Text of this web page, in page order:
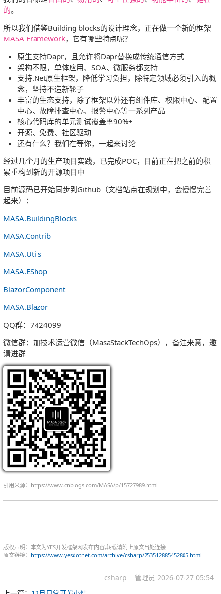
的。
所以我们借鉴Building blocks的设计理念，正在做一个新的框架
MASA Framework，它有哪些特点呢？
原生支持Dapr，且允许将Dapr替换成传统通信方式
架构不限，单体应用、SOA、微服务都支持
支持.Net原生框架，降低学习负担，除特定领域必须引入的概
念，坚持不造新轮子
丰富的生态支持，除了框架以外还有组件库、权限中心、配置
中心、故障排查中心、报警中心等一系列产品
核心代码库的单元测试覆盖率90%+
开源、免费、社区驱动
还有什么？我们在等你，一起来讨论
经过几个月的生产项目实践，已完成POC，目前正在把之前的积
累重构到新的开源项目中
目前源码已开始同步到Github（文档站点在规划中，会慢慢完善
起来）：
MASA.BuildingBlocks
MASA.Contrib
MASA.Utils
MASA.EShop
BlazorComponent
MASA.Blazor
QQ群：7424099
微信群：加技术运营微信（MasaStackTechOps），备注来意，邀
请进群
引用来源：https://www.cnblogs.com/MASA/p/15727989.html
版权声明：本文为YES开发框架网发布内容,转载请附上原文出处连接
原文链接： https://www.yesdotnet.com/archive/csharp/253512885452805.html
csharp 管理员 2026-07-27 05:54